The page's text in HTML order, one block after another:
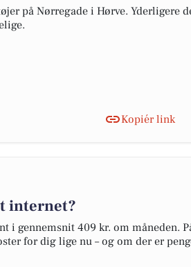
på Nørregade i Hørve. Yderligere
Kopiér link
internet?
i gennemsnit 409 kr. om måneden.
for dig lige nu – og om der er